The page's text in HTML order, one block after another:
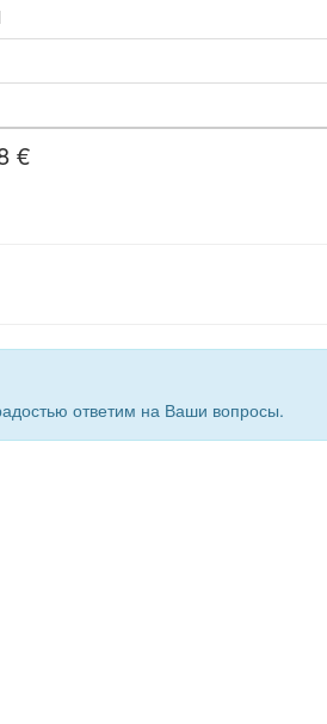
€
ответим на Ваши вопросы.